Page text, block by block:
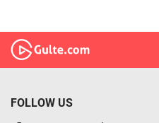
FOLLOW US